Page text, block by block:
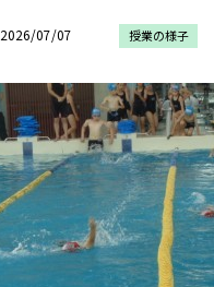
2026/07/07 授業の様子